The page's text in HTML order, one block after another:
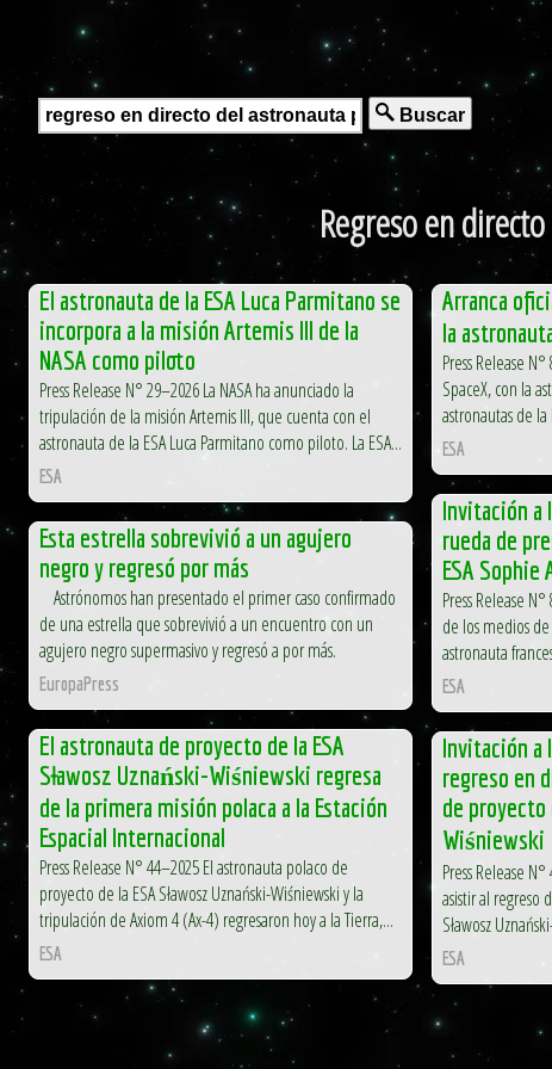
Buscar
Regreso en
El astronauta de la ESA Luca Parmitano se
incorpora a la misión Artemis III de la
NASA como piloto
Press Release N° 29–2026 La NASA ha anunciado la
tripulación de la misión Artemis III, que cuenta con el
astronauta de la ESA Luca Parmitano como piloto. La ESA...
ESA
Arranca
la
Press Release
SpaceX, con la
astronautas de la
ESA
Invitación a
rueda de
ESA Sophie
Press Release
de los medios
astronauta
ESA
Esta estrella sobrevivió a un agujero
negro y regresó por más
Astrónomos han presentado el primer caso confirmado
de una estrella que sobrevivió a un encuentro con un
agujero negro supermasivo y regresó a por más.
EuropaPress
El astronauta de proyecto de la ESA
Sławosz Uznański-Wiśniewski regresa
de la primera misión polaca a la Estación
Espacial Internacional
Press Release N° 44–2025 El astronauta polaco de
proyecto de la ESA Sławosz Uznański-Wiśniewski y la
tripulación de Axiom 4 (Ax-4) regresaron hoy a la Tierra,...
ESA
Invitación a
regreso en
de proyecto
Wiśniewski
Press Release
asistir al regreso
Sławosz
ESA